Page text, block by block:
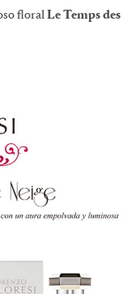
floralLe Temps des